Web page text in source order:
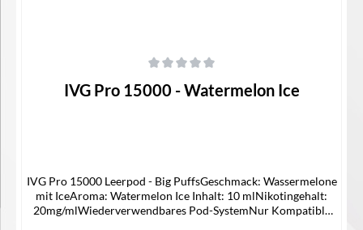
IVG Pro 15000 - Watermelon Ice
IVG Pro 15000 Leerpod - Big PuffsGeschmack: Wassermelone
mit IceAroma: Watermelon Ice Inhalt: 10 mlNikotingehalt:
20mg/mlWiederverwendbares Pod-SystemNur Kompatible